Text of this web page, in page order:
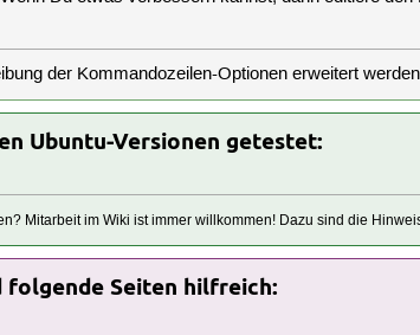
der Kommandozeilen-Optionen erweitert
Ubuntu-Versionen getestet:
Mitarbeit im Wiki ist immer willkommen! Dazu sind die
folgende Seiten hilfreich: